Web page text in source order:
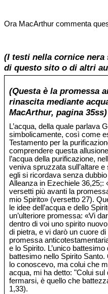
Ora MacArthur commenta
(I testi nella cornice
di questo sito o di altri
(Questa è la promessa
rinascita mediante
MacArthur, pagina 35ss)
L’acqua, della quale parlava
simbolicamente, così come
Testamento per la
comprendere questa
l’acqua della purificazione,
veniva spruzzata sull’altare
egli si ricordava senza
Alleanza in Ezechiele 36,25;:
versetti più avanti la
mio Spirito» (versetto 27).
le idee dell’acqua e dello
un’ulteriore promessa: «Vi
dentro di voi uno spirito
di pietra, e vi darò un cuore
promessa
e lo Spirito. L’unico
battesimo nello Spirito
lo conoscevo, ma colui che
acqua, mi ha detto: "Colui
fermarsi, è quello che
1,33).